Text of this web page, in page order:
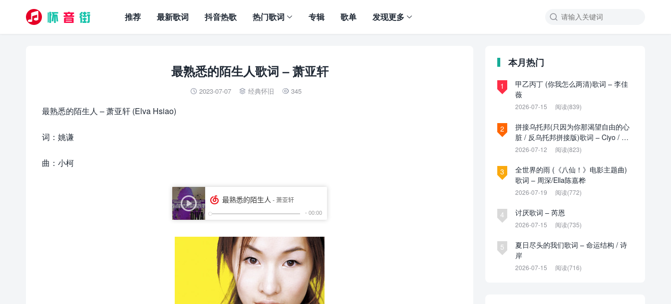

推荐 最新歌词 抖音热歌 热门歌词 专辑 歌单 发现更多
最熟悉的陌生人歌词 – 萧亚轩
 2023-07-07  经典怀旧  345
最熟悉的陌生人 – 萧亚轩 (Elva Hsiao)
词：姚谦
曲：小柯
本月热门
1
甲乙丙丁 (你我怎么两清)歌词 – 李佳
薇
2026-07-15 阅读(839)
2
拼接乌托邦(只因为你那渴望自由的心
脏 / 反乌托邦拼接版)歌词 – Ciyo / 见
过夏天P / 乌托邦P
2026-07-12 阅读(823)
3
全世界的雨 (《八仙！》电影主题曲)
歌词 – 周深/Ella陈嘉桦
2026-07-19 阅读(772)
4 讨厌歌词 – 芮恩
2026-07-15 阅读(735)
5
夏日尽头的我们歌词 – 命运结构 / 诗
岸
2026-07-15 阅读(716)